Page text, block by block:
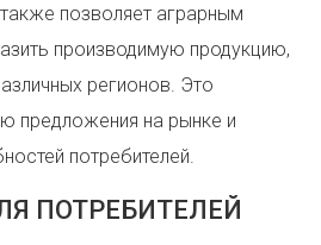
позволяет аграрным
производимую продукцию,
регионов. Это
предложения на рынке и
потребителей.
ПОТРЕБИТЕЛЕЙ